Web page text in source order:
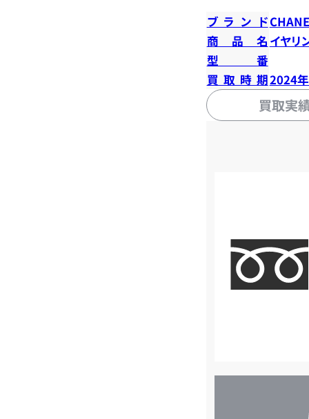
ブランド
商品名 イヤ
型番
買取時期2024
買取実